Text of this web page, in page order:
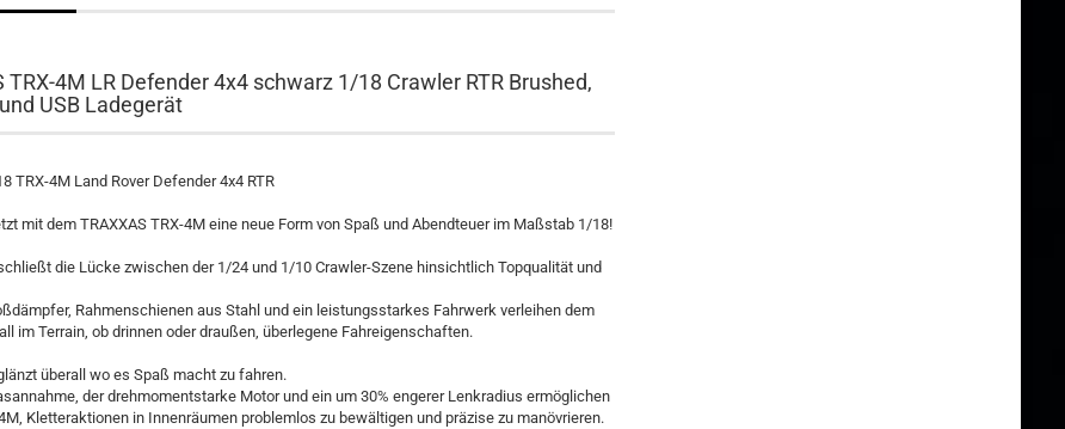
TRX-4M LR Defender 4x4 schwarz 1/18 Crawler RTR Brushed,
USB Ladegerät
TRX-4M Land Rover Defender 4x4 RTR
mit dem TRAXXAS TRX-4M eine neue Form von Spaß und Abendteuer im Maßstab 1/18!
die Lücke zwischen der 1/24 und 1/10 Crawler-Szene hinsichtlich Topqualität und
Rahmenschienen aus Stahl und ein leistungsstarkes Fahrwerk verleihen dem
im Terrain, ob drinnen oder draußen, überlegene Fahreigenschaften.
überall wo es Spaß macht zu fahren.
der drehmomentstarke Motor und ein um 30% engerer Lenkradius ermöglichen
Kletteraktionen in Innenräumen problemlos zu bewältigen und präzise zu manövrieren.